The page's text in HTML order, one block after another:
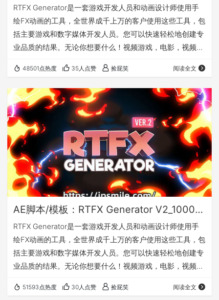
RTFX Generator是一套游戏开发人员和动画设计师使用手
绘FX动画的工具，全世界成千上万的客户使用这些工具，包
括主要游戏和数字媒体开发人员。您可以快速轻松地创建专
业品质的结果。无论你想要什么！视频游戏，电影，视频剪
Adobe After Effects设计，但您可以使用预渲染剪辑和所有
非线性编辑工具支持遮罩和合成程序，如Adobe Premier
Pro，After Effects，Photoshop，Sony Vegas，Final
Cut，…
48501点热度 35人点赞 捡屁笑 阅读全文
AE脚本/模板：RTFX Generator V2_1000种卡通手绘动漫雷电能量爆炸火焰烟雾流体MG动画元素(10月9日更新)
RTFX Generator是一套游戏开发人员和动画设计师使用手
绘FX动画的工具，全世界成千上万的客户使用这些工具，包
括主要游戏和数字媒体开发人员。您可以快速轻松地创建专
业品质的结果。无论你想要什么！视频游戏，电影，视频剪
Adobe After Effects设计，但您可以使用预渲染剪辑和所有
51593点热度 30人点赞 捡屁笑 阅读全文